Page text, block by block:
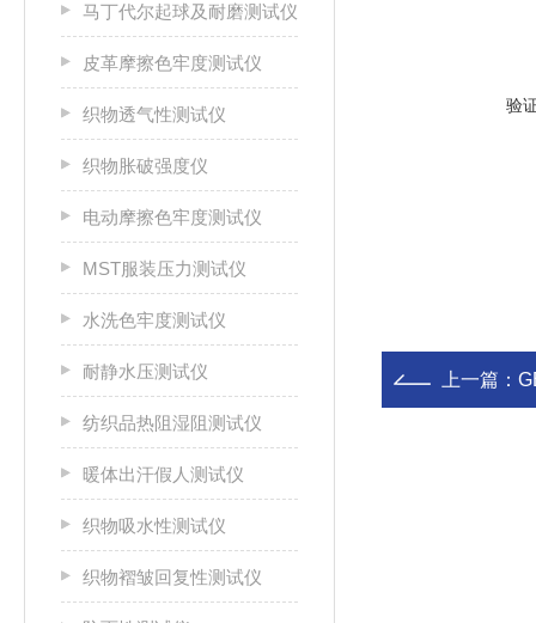
马丁代尔起球及耐磨测试仪
皮革摩擦色牢度测试仪
织物透气性测试仪
织物胀破强度仪
电动摩擦色牢度测试仪
MST服装压力测试仪
水洗色牢度测试仪
耐静水压测试仪
纺织品热阻湿阻测试仪
暖体出汗假人测试仪
织物吸水性测试仪
织物褶皱回复性测试仪
验
上一篇：